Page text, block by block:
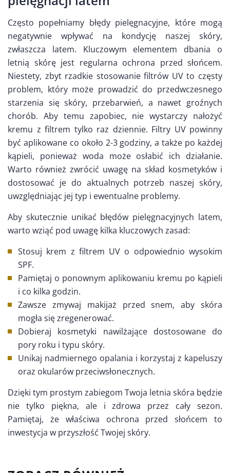
Często popełniamy błędy pielęgnacyjne, które mogą
negatywnie wpływać na kondycję naszej skóry,
zwłaszcza latem. Kluczowym elementem dbania o
letnią skórę jest regularna ochrona przed słońcem.
Niestety, zbyt rzadkie stosowanie filtrów UV to częsty
problem, który może prowadzić do przedwczesnego
starzenia się skóry, przebarwień, a nawet groźnych
chorób. Aby temu zapobiec, nie wystarczy nałożyć
kremu z filtrem tylko raz dziennie. Filtry UV powinny
być aplikowane co około 2-3 godziny, a także po każdej
kąpieli, ponieważ woda może osłabić ich działanie.
Warto również zwrócić uwagę na skład kosmetyków i
dostosować je do aktualnych potrzeb naszej skóry,
uwzględniając jej typ i ewentualne problemy.
Aby skutecznie unikać błędów pielęgnacyjnych latem,
warto wziąć pod uwagę kilka kluczowych zasad:
Stosuj krem z filtrem UV o odpowiednio wysokim
SPF.
Pamiętaj o ponownym aplikowaniu kremu po kąpieli
i co kilka godzin.
Zawsze zmywaj makijaż przed snem, aby skóra
mogła się zregenerować.
Dobieraj kosmetyki nawilżające dostosowane do
pory roku i typu skóry.
Unikaj nadmiernego opalania i korzystaj z kapeluszy
oraz okularów przeciwsłonecznych.
Dzięki tym prostym zabiegom Twoja letnia skóra będzie
nie tylko piękna, ale i zdrowa przez cały sezon.
Pamiętaj, że właściwa ochrona przed słońcem to
inwestycja w przyszłość Twojej skóry.